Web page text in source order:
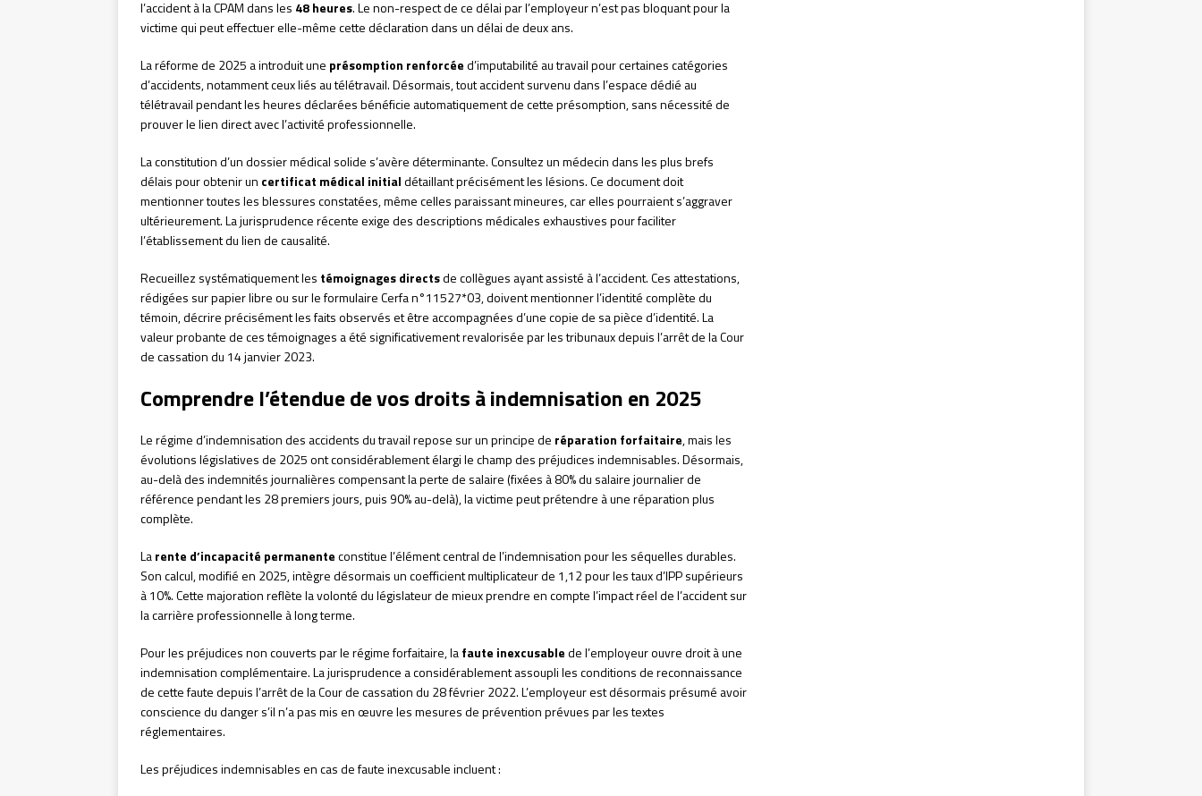
l’accident à la CPAM dans les 48 heures. Le non-respect de ce délai par l’employeur n’est pas bloquant pour la
victime qui peut effectuer elle-même cette déclaration dans un délai de deux ans.
La réforme de 2025 a introduit une présomption renforcéed’imputabilité au travail pour certaines catégories
d’accidents, notamment ceux liés au télétravail. Désormais, tout accident survenu dans l’espace dédié au
télétravail pendant les heures déclarées bénéficie automatiquement de cette présomption, sans nécessité de
prouver le lien direct avec l’activité professionnelle.
La constitution d’un dossier médical solide s’avère déterminante. Consultez un médecin dans les plus brefs
délais pour obtenir un certificat médical initialdétaillant précisément les lésions. Ce document doit
mentionner toutes les blessures constatées, même celles paraissant mineures, car elles pourraient s’aggraver
ultérieurement. La jurisprudence récente exige des descriptions médicales exhaustives pour faciliter
l’établissement du lien de causalité.
Recueillez systématiquement les témoignages directsde collègues ayant assisté à l’accident. Ces attestations,
rédigées sur papier libre ou sur le formulaire Cerfa n°11527*03, doivent mentionner l’identité complète du
témoin, décrire précisément les faits observés et être accompagnées d’une copie de sa pièce d’identité. La
valeur probante de ces témoignages a été significativement revalorisée par les tribunaux depuis l’arrêt de la Cour
de cassation du 14 janvier 2023.
Comprendre l’étendue de vos droits à indemnisation en 2025
Le régime d’indemnisation des accidents du travail repose sur un principe de réparation forfaitaire, mais les
évolutions législatives de 2025 ont considérablement élargi le champ des préjudices indemnisables. Désormais,
au-delà des indemnités journalières compensant la perte de salaire (fixées à 80% du salaire journalier de
référence pendant les 28 premiers jours, puis 90% au-delà), la victime peut prétendre à une réparation plus
complète.
Larente d’incapacité permanenteconstitue l’élément central de l’indemnisation pour les séquelles durables.
Son calcul, modifié en 2025, intègre désormais un coefficient multiplicateur de 1,12 pour les taux d’IPP supérieurs
à 10%. Cette majoration reflète la volonté du législateur de mieux prendre en compte l’impact réel de l’accident sur
la carrière professionnelle à long terme.
Pour les préjudices non couverts par le régime forfaitaire, lafaute inexcusablede l’employeur ouvre droit à une
indemnisation complémentaire. La jurisprudence a considérablement assoupli les conditions de reconnaissance
de cette faute depuis l’arrêt de la Cour de cassation du 28 février 2022. L’employeur est désormais présumé avoir
conscience du danger s’il n’a pas mis en œuvre les mesures de prévention prévues par les textes
réglementaires.
Les préjudices indemnisables en cas de faute inexcusable incluent :